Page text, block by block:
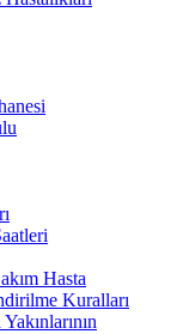
Hasta
Kuralları